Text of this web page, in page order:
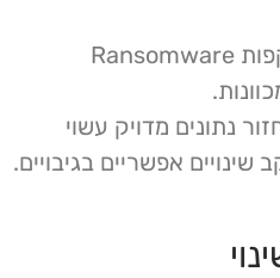
חשוף להתקפות Ransomware
נתונים מדויק עשוי
שינויים אפשריים בגיבויים.